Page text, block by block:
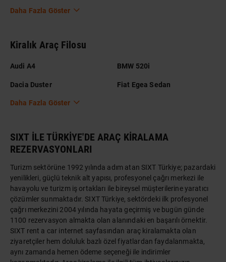
Daha Fazla Göster
Kiralık Araç Filosu
Audi A4 BMW 520i
Dacia Duster Fiat Egea Sedan
Daha Fazla Göster
SIXT İLE TÜRKİYE'DE ARAÇ KİRALAMA
REZERVASYONLARI
Turizm sektörüne 1992 yılında adım atan SIXT Türkiye; pazardaki
yenilikleri, güçlü teknik alt yapısı, profesyonel çağrı merkezi ile
havayolu ve turizm iş ortakları ile bireysel müşterilerine yaratıcı
çözümler sunmaktadır. SIXT Türkiye, sektördeki ilk profesyonel
çağrı merkezini 2004 yılında hayata geçirmiş ve bugün günde
1100 rezervasyon almakta olan alanındaki en başarılı örnektir.
SIXT rent a car internet sayfasından araç kiralamakta olan
ziyaretçiler hem doluluk bazlı özel fiyatlardan faydalanmakta,
aynı zamanda hemen ödeme seçeneği ile indirimler